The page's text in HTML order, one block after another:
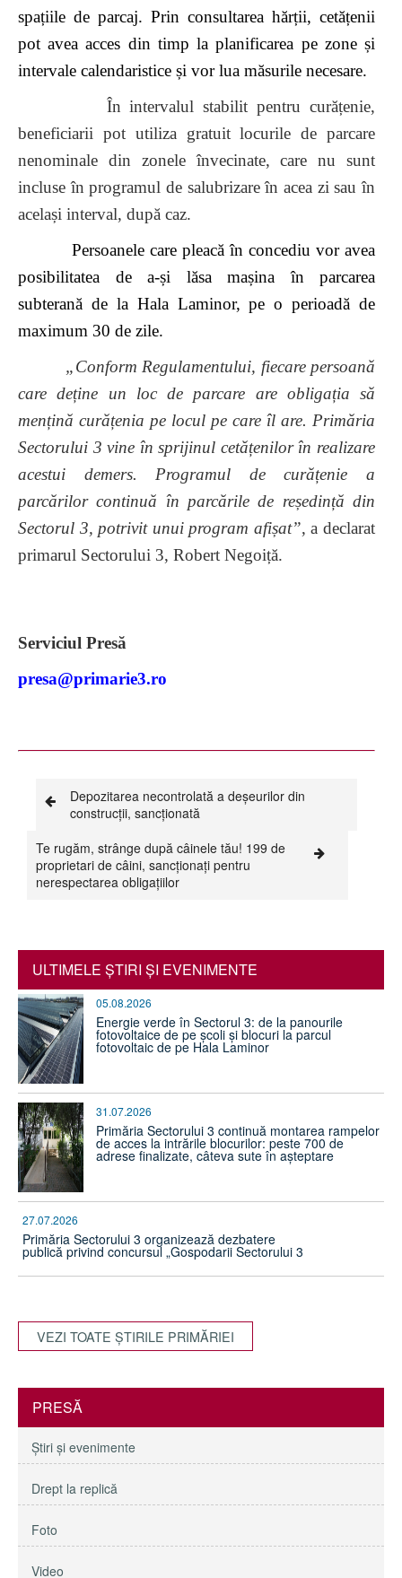
spațiile de parcaj. Prin consultarea hărții, cetățenii
pot avea acces din timp la planificarea pe zone și
intervale calendaristice și vor lua măsurile necesare.
În intervalul stabilit pentru curățenie,
beneficiarii pot utiliza gratuit locurile de parcare
nenominale din zonele învecinate, care nu sunt
incluse în programul de salubrizare în acea zi sau în
același interval, după caz.
Persoanele care pleacă în concediu vor avea
posibilitatea de a-și lăsa mașina în parcarea
subterană de la Hala Laminor, pe o perioadă de
maximum 30 de zile.
„Conform Regulamentului, fiecare persoană
care deține un loc de parcare are obligația să
mențină curățenia pe locul pe care îl are. Primăria
Sectorului 3 vine în sprijinul cetățenilor în realizare
acestui demers. Programul de curățenie a
parcărilor continuă în parcările de reședință din
Sectorul 3, potrivit unui program afișat”, a declarat
primarul Sectorului 3, Robert Negoiță.
Serviciul Presă
presa@primarie3.ro
Depozitarea necontrolată a deșeurilor din
construcții, sancționată
Te rugăm, strânge după câinele tău! 199 de
proprietari de câini, sancționați pentru
nerespectarea obligațiilor
ULTIMELE ŞTIRI ŞI EVENIMENTE
05.08.2026
Energie verde în Sectorul 3: de la panourile
fotovoltaice de pe școli și blocuri la parcul
fotovoltaic de pe Hala Laminor
31.07.2026
Primăria Sectorului 3 continuă montarea rampelor
de acces la intrările blocurilor: peste 700 de
adrese finalizate, câteva sute în așteptare
27.07.2026
Primăria Sectorului 3 organizează dezbatere
publică privind concursul „Gospodarii Sectorului 3
VEZI TOATE ŞTIRILE PRIMĂRIEI
PRESĂ
Ştiri şi evenimente
Drept la replică
Foto
Video